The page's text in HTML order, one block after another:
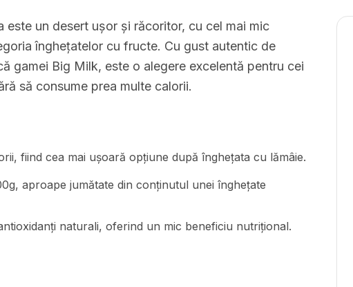
un desert ușor și răcoritor, cu cel mai mic
înghețatelor cu fructe. Cu gust autentic de
gamei Big Milk, este o alegere excelentă pentru cei
să consume prea multe calorii.
fiind cea mai ușoară opțiune după înghețata cu lămâie.
aproape jumătate din conținutul unei înghețate
naturali, oferind un mic beneficiu nutrițional.